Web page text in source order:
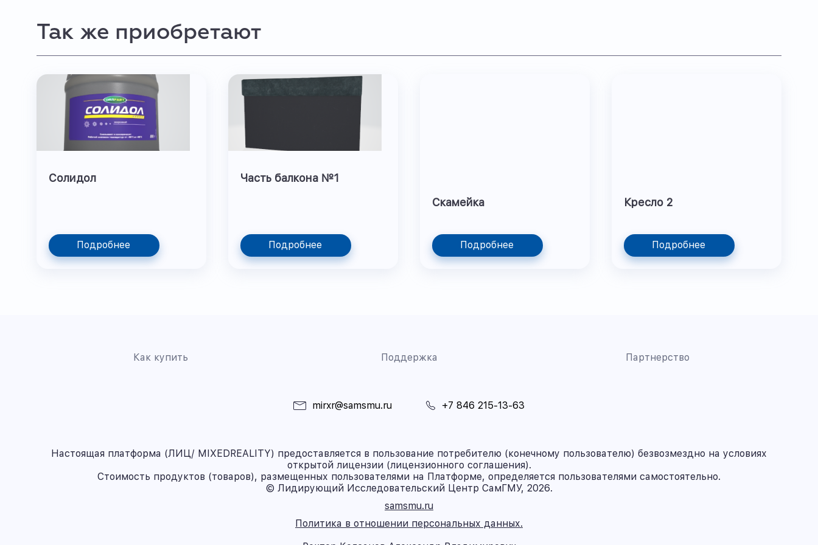
Так же приобретают
Солидол
Подробнее
Часть балкона №1
Подробнее
Скамейка
Подробнее
Кресло 2
Подробнее
Как купить Поддержка Партнерство
mirxr@samsmu.ru +7 846 215-13-63
Настоящая платформа (ЛИЦ/ MIXEDREALITY) предоставляется в пользование потребителю (конечному пользователю) безвозмездно на условиях
открытой лицензии (лицензионного соглашения).
Стоимость продуктов (товаров), размещенных пользователями на Платформе, определяется пользователями самостоятельно.
© Лидирующий Исследовательский Центр СамГМУ, 2026.
samsmu.ru
Политика в отношении персональных данных.